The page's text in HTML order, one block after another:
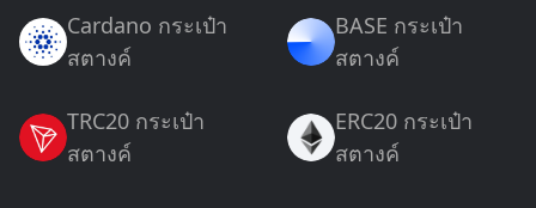
Cardano กระเป๋า
สตางค์
BASE กระเป๋า
สตางค์
TRC20 กระเป๋า
สตางค์
ERC20 กระเป๋า
สตางค์